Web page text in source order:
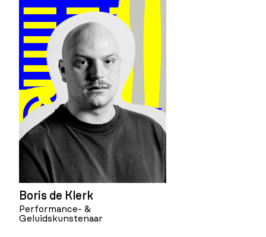
Boris de Klerk
Performance- &
Geluidskunstenaar